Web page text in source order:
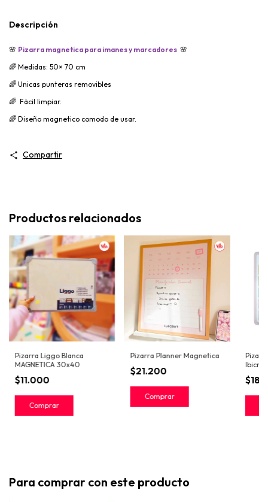
Descripción
🌸 Pizarra magnetica para imanes y marcadores 🌸
🌈 Medidas: 50× 70 cm
🌈 Unicas punteras removibles
🌈 Fácil limpiar.
🌈 Diseño magnetico comodo de usar.
Compartir
Productos relacionados
Pizarra Liggo Blanca
MAGNETICA 30x40
$11.000
Pizarra Planner Magnetica
$21.200
Para comprar con este producto